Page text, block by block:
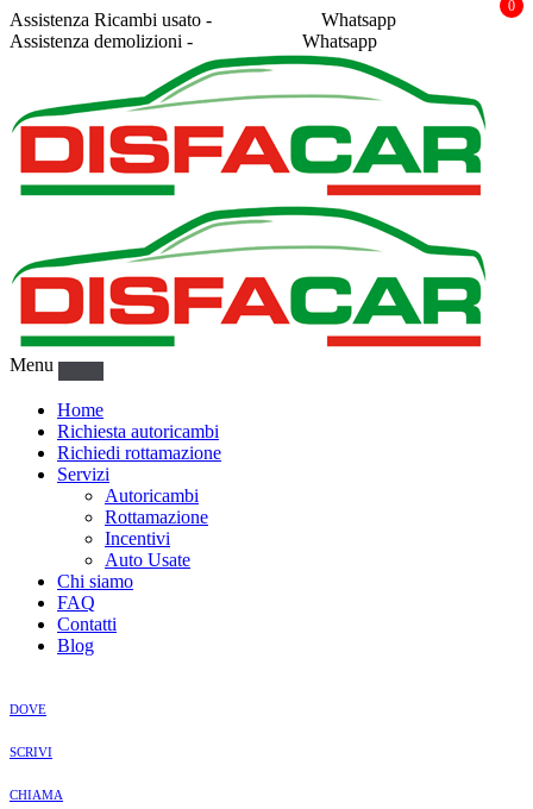
Assistenza Ricambi usato -
Whatsapp
Assistenza demolizioni -
Whatsapp
Menu
Home
Richiesta autoricambi
Richiedi rottamazione
Servizi
Autoricambi
Rottamazione
Incentivi
Auto Usate
Chi siamo
FAQ
Contatti
Blog
DOVE
SCRIVI
CHIAMA
0